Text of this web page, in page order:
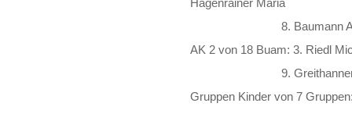
Hagenrainer Maria
8. Baumann Agnes 9.
AK 2 von 18 Buam: 3. Riedl
9. Greithanner
Gruppen Kinder von 7